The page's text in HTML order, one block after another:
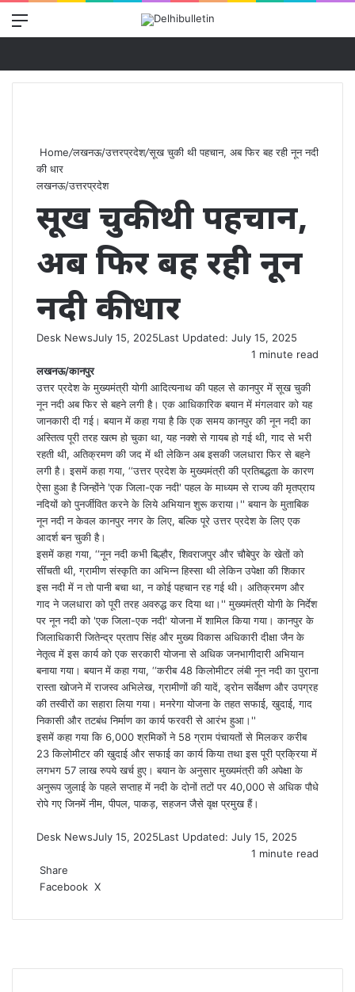
Menu
Home/लखनऊ/उत्तरप्रदेश/सूख चुकी थी पहचान, अब फिर बह रही नून नदी
की धार
लखनऊ/उत्तरप्रदेश
सूख चुकी थी पहचान,
अब फिर बह रही नून
नदी की धार
Desk NewsJuly 15, 2025Last Updated: July 15, 2025
1 minute read
लखनऊ/कानपुर
उत्तर प्रदेश के मुख्यमंत्री योगी आदित्यनाथ की पहल से कानपुर में सूख चुकी
नून नदी अब फिर से बहने लगी है। एक आधिकारिक बयान में मंगलवार को यह
जानकारी दी गई। बयान में कहा गया है कि एक समय कानपुर की नून नदी का
अस्तित्व पूरी तरह खत्म हो चुका था, यह नक्शे से गायब हो गई थी, गाद से भरी
रहती थी, अतिक्रमण की जद में थी लेकिन अब इसकी जलधारा फिर से बहने
लगी है। इसमें कहा गया, ‘‘उत्तर प्रदेश के मुख्यमंत्री की प्रतिबद्धता के कारण
ऐसा हुआ है जिन्होंने 'एक जिला-एक नदी' पहल के माध्यम से राज्य की मृतप्राय
नदियों को पुनर्जीवित करने के लिये अभियान शुरू कराया।'' बयान के मुताबिक
नून नदी न केवल कानपुर नगर के लिए, बल्कि पूरे उत्तर प्रदेश के लिए एक
आदर्श बन चुकी है।
इसमें कहा गया, ‘‘नून नदी कभी बिल्हौर, शिवराजपुर और चौबेपुर के खेतों को
सींचती थी, ग्रामीण संस्कृति का अभिन्न हिस्सा थी लेकिन उपेक्षा की शिकार
इस नदी में न तो पानी बचा था, न कोई पहचान रह गई थी। अतिक्रमण और
गाद ने जलधारा को पूरी तरह अवरुद्ध कर दिया था।'' मुख्यमंत्री योगी के निर्देश
पर नून नदी को 'एक जिला-एक नदी' योजना में शामिल किया गया। कानपुर के
जिलाधिकारी जितेन्द्र प्रताप सिंह और मुख्य विकास अधिकारी दीक्षा जैन के
नेतृत्व में इस कार्य को एक सरकारी योजना से अधिक जनभागीदारी अभियान
बनाया गया। बयान में कहा गया, ‘‘करीब 48 किलोमीटर लंबी नून नदी का पुराना
रास्ता खोजने में राजस्व अभिलेख, ग्रामीणों की यादें, ड्रोन सर्वेक्षण और उपग्रह
की तस्वीरों का सहारा लिया गया। मनरेगा योजना के तहत सफाई, खुदाई, गाद
निकासी और तटबंध निर्माण का कार्य फरवरी से आरंभ हुआ।''
इसमें कहा गया कि 6,000 श्रमिकों ने 58 ग्राम पंचायतों से मिलकर करीब
23 किलोमीटर की खुदाई और सफाई का कार्य किया तथा इस पूरी प्रक्रिया में
लगभग 57 लाख रुपये खर्च हुए। बयान के अनुसार मुख्यमंत्री की अपेक्षा के
अनुरूप जुलाई के पहले सप्ताह में नदी के दोनों तटों पर 40,000 से अधिक पौधे
रोपे गए जिनमें नीम, पीपल, पाकड़, सहजन जैसे वृक्ष प्रमुख हैं।
Desk NewsJuly 15, 2025Last Updated: July 15, 2025
1 minute read
Share
Facebook X
Email